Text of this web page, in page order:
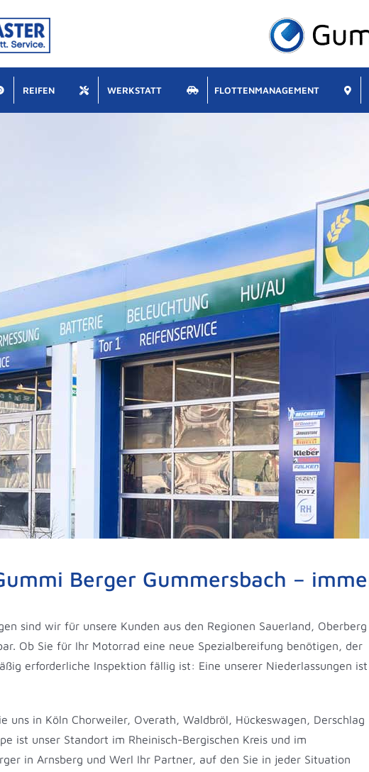
REIFEN WERKSTATT FLOTTENMANAGEMENT
Berger Gummersbach –
sind wir für unsere Kunden aus den Regionen Sauerland, Oberberg
Ob Sie für Ihr Motorrad eine neue Spezialbereifung benötigen, der
erforderliche Inspektion fällig ist: Eine unserer Niederlassungen ist
uns in Köln Chorweiler, Overath, Waldbröl, Hückeswagen, Derschlag
ist unser Standort im Rheinisch-Bergischen Kreis und im
in Arnsberg und Werl Ihr Partner, auf den Sie in jeder Situation